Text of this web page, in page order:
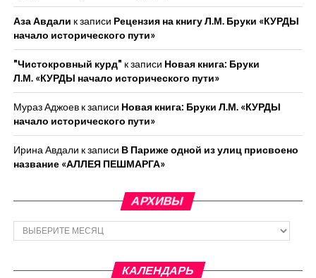
Аза Авдали к записи Рецензия на книгу Л.М. Бруки «КУРДЫ
начало исторического пути»
"Чистокровный курд" к записи Новая книга: Бруки
Л.М. «КУРДЫ начало исторического пути»
Мураз Аджоевк записи Новая книга: Бруки Л.М. «КУРДЫ
начало исторического пути»
Ирина Авдали к записи В Париже одной из улиц присвоено
название «АЛЛЕЯ ПЕШМАРГА»
АРХИВЫ
Архивы
КАЛЕНДАРЬ